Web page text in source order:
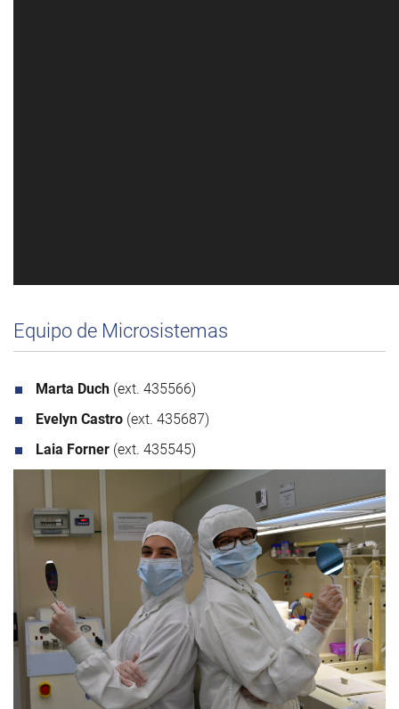
Equipo de Microsistemas
Marta Duch (ext. 435566)
Evelyn Castro (ext. 435687)
Laia Forner (ext. 435545)